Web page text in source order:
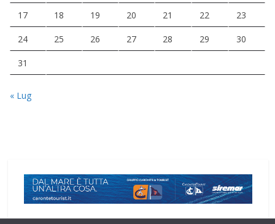
17 18 19 20 21 22 23
24 25 26 27 28 29 30
31
« Lug